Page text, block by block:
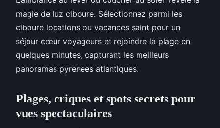
magie de luz ciboure. Sélectionnez parmi les
ciboure locations ou vacances saint pour un
séjour cœur voyageurs et rejoindre la plage en
quelques minutes, capturant les meilleurs
panoramas pyrenees atlantiques.
Plages, criques et spots secrets pour
vues spectaculaires